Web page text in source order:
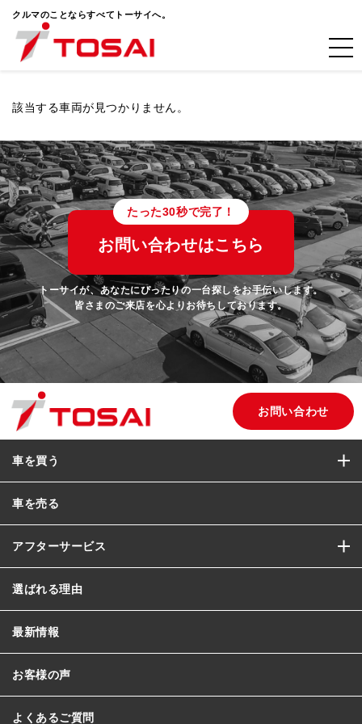
クルマのことならすべてトーサイへ。
該当する車両が見つかりません。
たった30秒で完了！
お問い合わせはこちら
トーサイが、あなたにぴったりの一台探しをお手伝いします。
皆さまのご来店を心よりお待ちしております。
お問い合わせ
車を買う
車を売る
アフターサービス
選ばれる理由
最新情報
お客様の声
よくあるご質問